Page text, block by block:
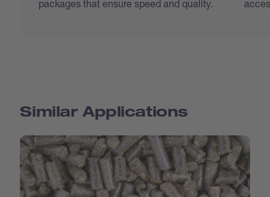
packages that ensure speed and quality.
Similar Applications